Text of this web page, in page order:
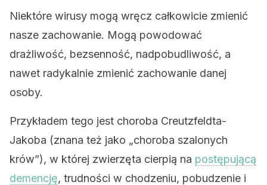
Niektóre wirusy mogą wręcz całkowicie zmienić
nasze zachowanie. Mogą powodować
drażliwość, bezsenność, nadpobudliwość, a
nawet radykalnie zmienić zachowanie danej
osoby.
Przykładem tego jest choroba Creutzfeldta-
Jakoba (znana też jako „choroba szalonych
krów”), w której zwierzęta cierpią na postępującą
demencję, trudności w chodzeniu, pobudzenie i